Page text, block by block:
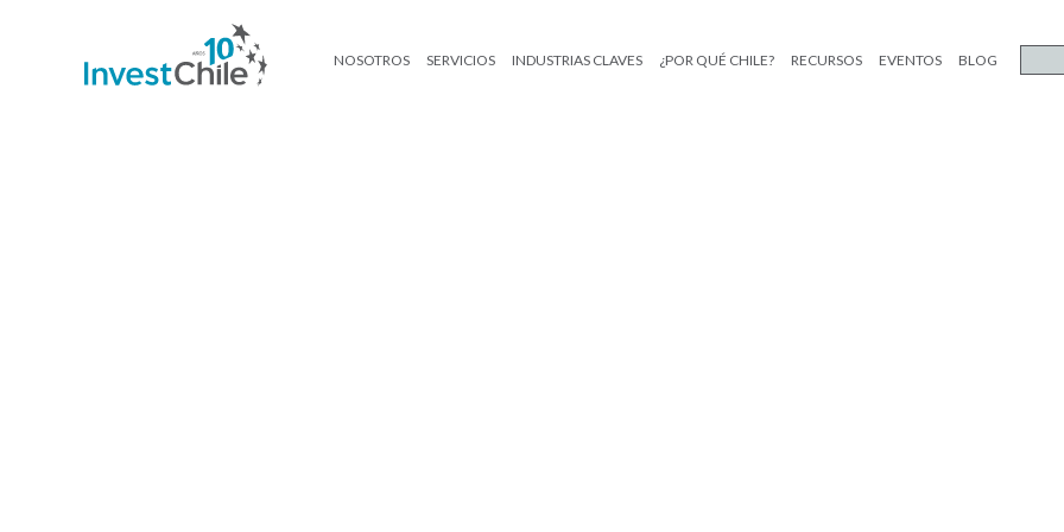
NOSOTROS SERVICIOS INDUSTRIAS CLAVES ¿POR QUÉ CHILE? RECURSOS EVENTOS BLOG